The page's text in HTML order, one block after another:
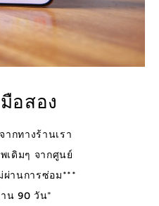
มือสอง
ากทางร้านเรา
เดิมๆ จากศูนย์
ผ่านการซ่อม***
น 90 วัน"